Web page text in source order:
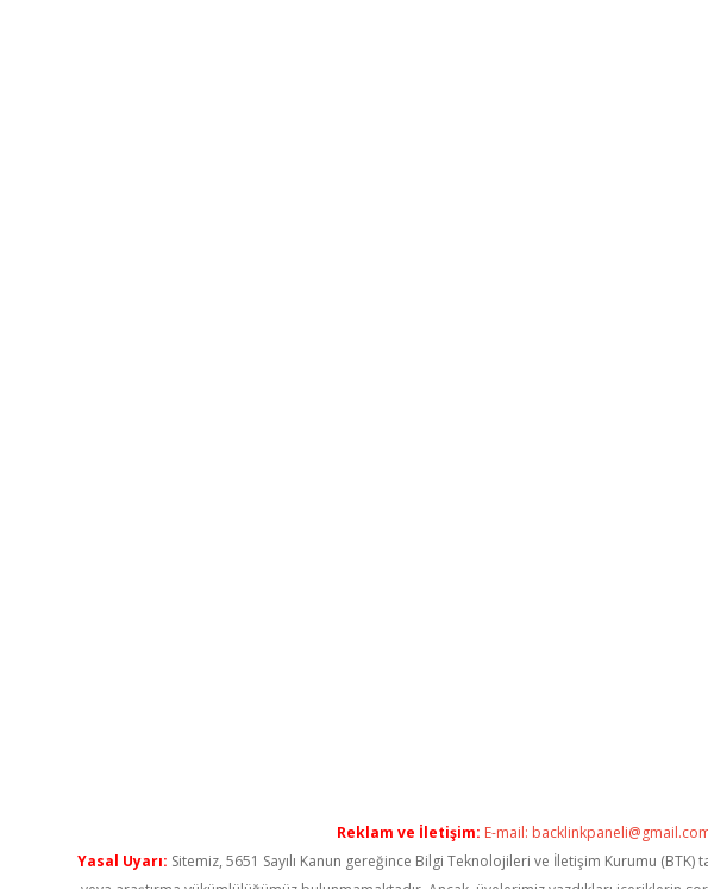
Reklam ve İletişim: E-mail:
Yasal Uyarı: Sitemiz, 5651 Sayılı Kanun gereğince Bilgi Teknolojileri ve İletişim Kurumu